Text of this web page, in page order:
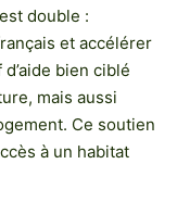
double :
et accélérer
bien ciblé
mais aussi
Ce soutien
à un habitat